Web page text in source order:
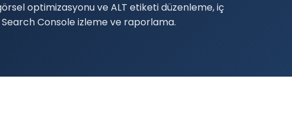
optimizasyonu ve ALT etiketi düzenleme, iç
Search Console izleme ve raporlama.